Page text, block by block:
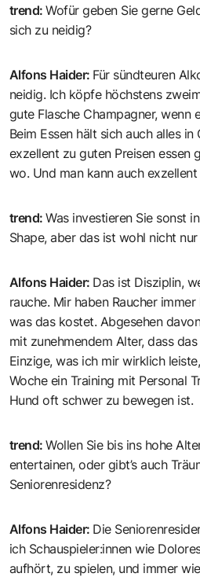
trend:Wofür geben Sie gerne
sich zu neidig?
Alfons Haider: Für sündteuren
neidig. Ich köpfe höchstens
gute Flasche Champagner, wenn
Beim Essen hält sich auch alles
exzellent zu guten Preisen essen
wo. Und man kann auch
trend:Was investieren Sie sonst
Shape, aber das ist wohl nicht
Alfons Haider: Das ist Disziplin,
rauche. Mir haben Raucher
was das kostet. Abgesehen
mit zunehmendem Alter, dass
Einzige, was ich mir wirklich
Woche ein Training mit Personal
Hund oft schwer zu bewegen ist.
trend:Wollen Sie bis ins hohe
entertainen, oder gibt’s auch
Seniorenresidenz?
Alfons Haider: Die
ich Schauspieler:innen wie
aufhört, zu spielen, und immer